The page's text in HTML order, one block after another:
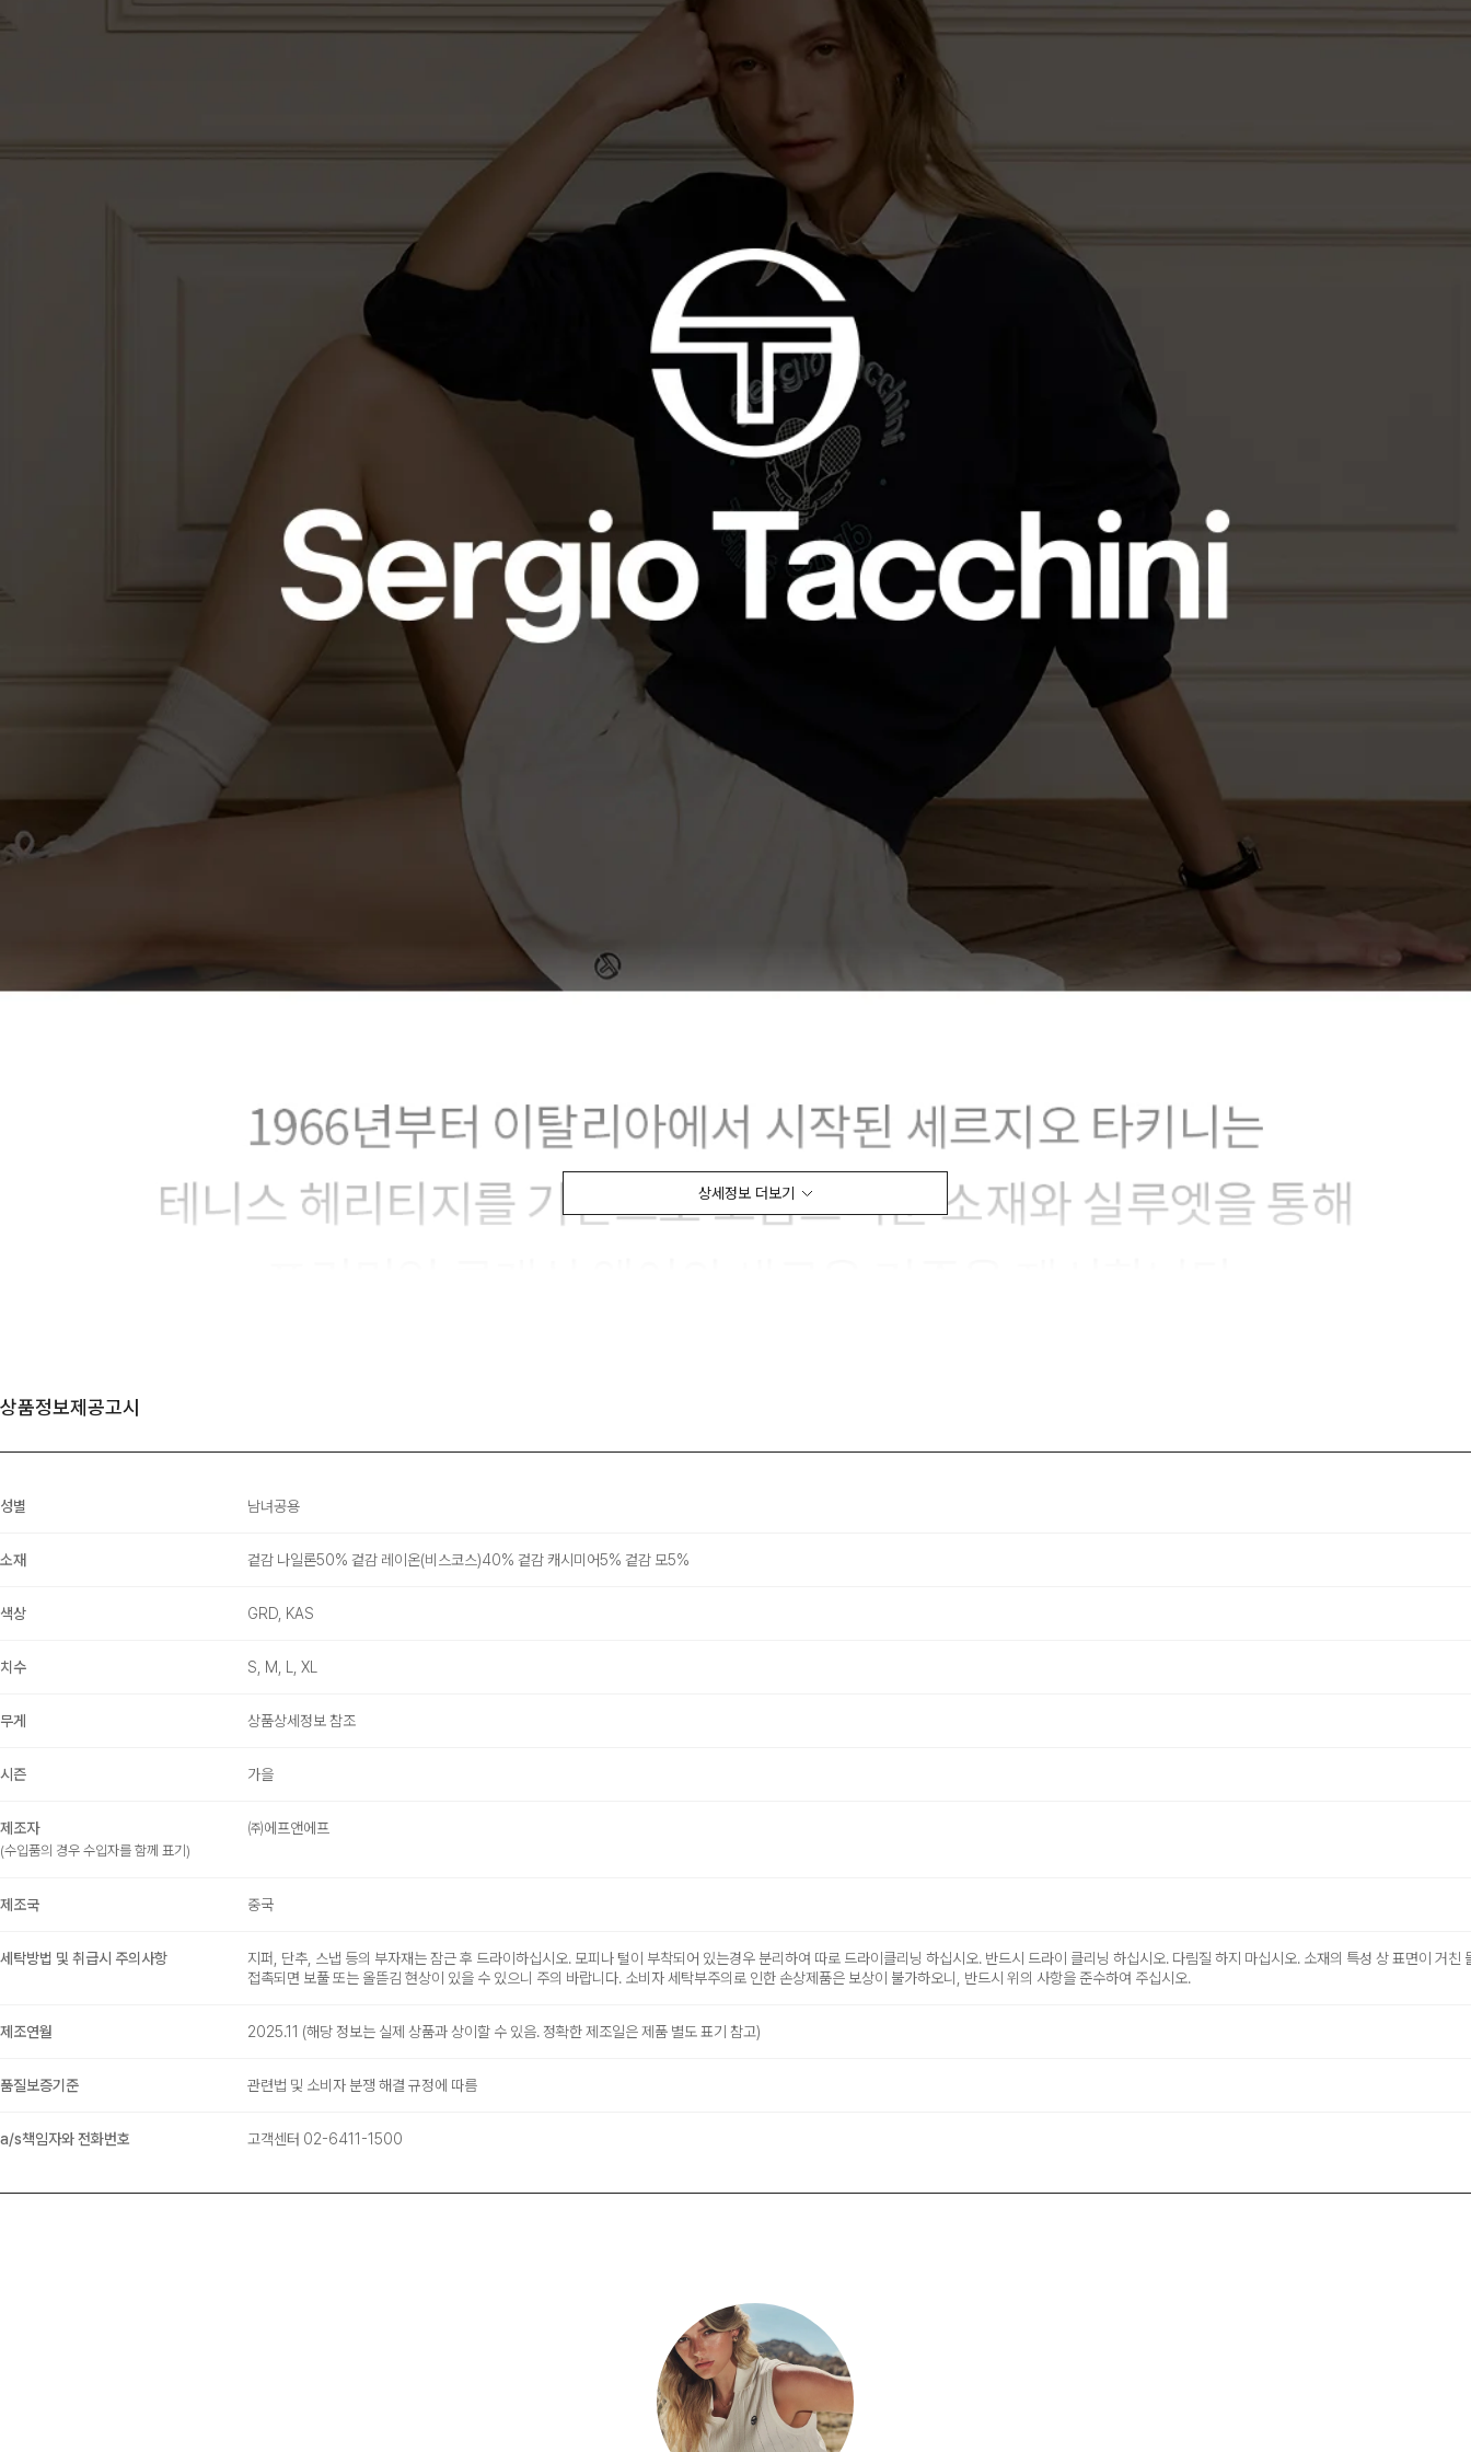
상세정보 더보기
상품정보제공고시
성별 남녀공용
소재 겉감 나일론50% 겉감 레이온(비스코스)40% 겉감 캐시미어5% 겉감 모5%
색상 GRD, KAS
치수 S, M, L, XL
무게 상품상세정보 참조
시즌 가을
제조자
(수입품의 경우 수입자를 함께 표기)
㈜에프앤에프
제조국 중국
세탁방법 및 취급시 주의사항
지퍼, 단추, 스냅 등의 부자재는 잠근 후 드라이하십시오. 모피나 털이 부착되어 있는경우 분리하여 따로 드라이클리닝 하십시오. 반드시 드라이 클리닝 하십시오. 다림질 하지 마십시오. 소재의 특성 상 표면이 거친
접촉되면 보풀 또는 올뜯김 현상이 있을 수 있으니 주의 바랍니다. 소비자 세탁부주의로 인한 손상제품은 보상이 불가하오니, 반드시 위의 사항을 준수하여 주십시오.
제조연월 2025.11 (해당 정보는 실제 상품과 상이할 수 있음. 정확한 제조일은 제품 별도 표기 참고)
품질보증기준 관련법 및 소비자 분쟁 해결 규정에 따름
a/s책임자와 전화번호 고객센터 02-6411-1500